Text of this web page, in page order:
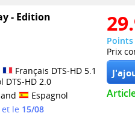
- Edition
Français DTS-HD 5.1
DTS-HD 2.0
Espagnol
le 15/08
Prix